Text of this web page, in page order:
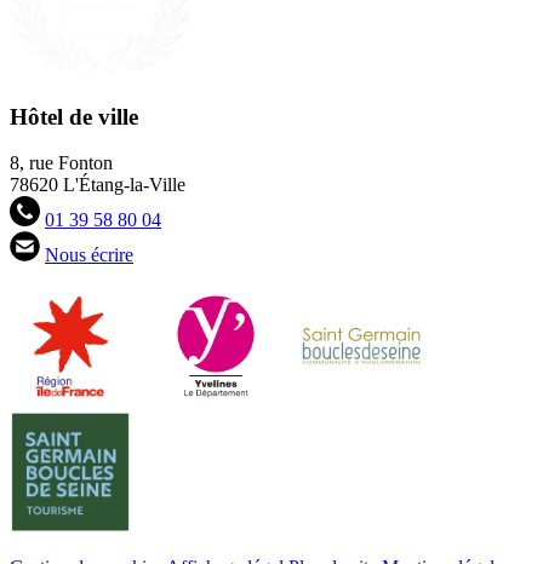
Hôtel de ville
8, rue Fonton
78620 L'Étang-la-Ville
01 39 58 80 04
Nous écrire